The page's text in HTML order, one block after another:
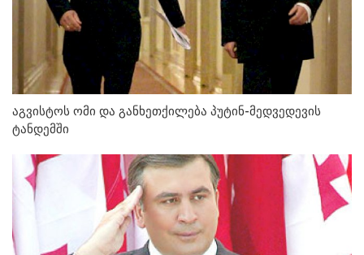
აგვისტოს ომი და განხეთქილება პუტინ-მედვედევის
ტანდემში